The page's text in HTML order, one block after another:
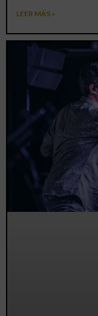
LEER MÁS »